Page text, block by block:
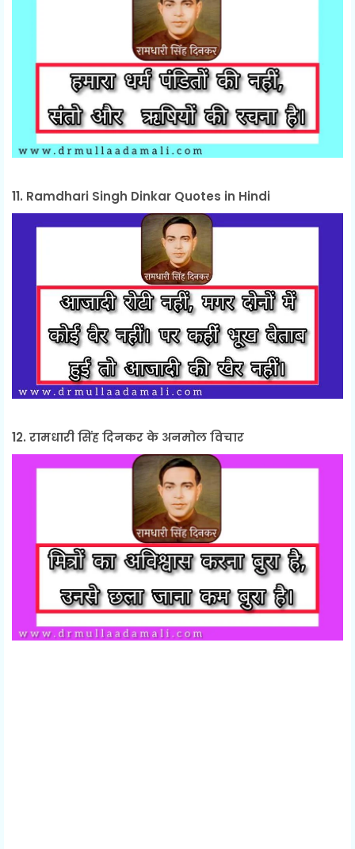
11. Ramdhari Singh Dinkar Quotes in Hindi
12. रामधारी सिंह दिनकर के अनमोल विचार